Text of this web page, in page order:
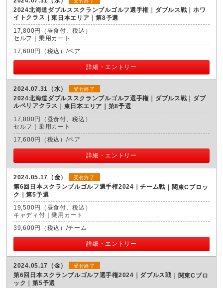
2024北海道ダブルススクランブルゴルフ選手権｜ダブルス戦｜ホワ
イトクラス
東日本エリア｜第8予選
17,800円（昼食付、税込）
セルフ｜乗用カート
17,600円（税込）/ペア
詳細・エントリー
2024.07.31（水） 受付終了
2024北海道ダブルススクランブルゴルフ選手権｜ダブルス戦｜ダブ
ルペリアクラス
東日本エリア｜第8予選
17,800円（昼食付、税込）
セルフ｜乗用カート
17,600円（税込）/ペア
詳細・エントリー
2024.05.17（金） 受付終了
第6回日本スクランブルゴルフ選手権2024｜チーム戦
関東Cブロッ
ク｜第5予選
19,500円（昼食付、税込）
キャディ付｜乗用カート
39,600円（税込）/チーム
詳細・エントリー
2024.05.17（金） 受付終了
第6回日本スクランブルゴルフ選手権2024｜ダブルス戦
関東Cブロ
ック｜第5予選